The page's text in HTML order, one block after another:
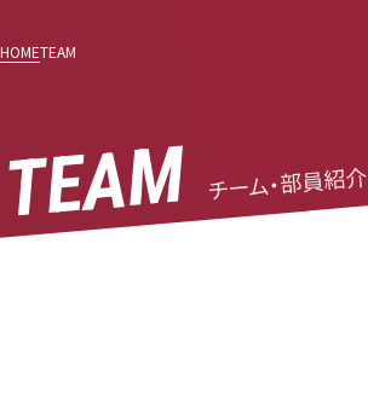
HOMETEAM
TEAM チーム・部員紹介